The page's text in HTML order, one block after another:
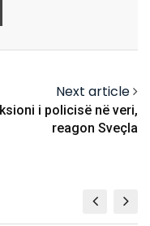
Next article
i policisë në veri,
reagon Sveçla